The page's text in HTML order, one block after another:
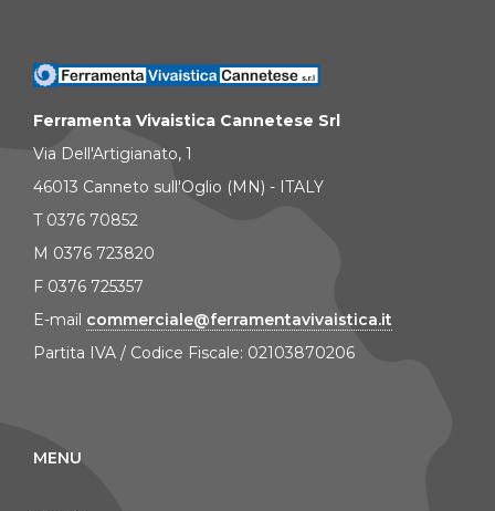
Ferramenta Vivaistica Cannetese Srl
Via Dell'Artigianato, 1
46013 Canneto sull'Oglio (MN) - ITALY
T 0376 70852
M 0376 723820
F 0376 725357
E-mail commerciale@ferramentavivaistica.it
Partita IVA / Codice Fiscale: 02103870206
MENU